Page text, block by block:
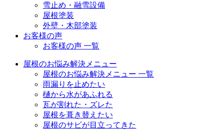
雪止め・融雪設備
屋根塗装
外壁・木部塗装
お客様の声
お客様の声 一覧
屋根のお悩み解決メニュー
屋根のお悩み解決メニュー 一覧
雨漏りを止めたい
樋から水があふれる
瓦が割れた・ズレた
屋根を葺き替えたい
屋根のサビが目立ってきた